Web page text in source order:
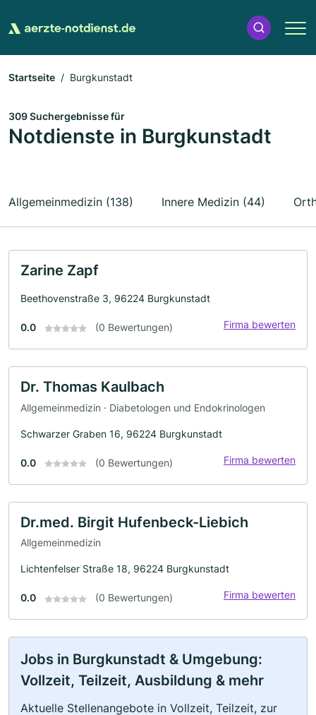
Startseite Burgkunstadt
309 Suchergebnisse für
Notdienste in Burgkunstadt
Allgemeinmedizin (138) Innere Medizin (44)
Zarine Zapf
Beethovenstraße 3, 96224 Burgkunstadt
0.0 (0 Bewertungen) Firma bewerten
Dr. Thomas Kaulbach
Allgemeinmedizin · Diabetologen und Endokrinologen
Schwarzer Graben 16, 96224 Burgkunstadt
0.0 (0 Bewertungen) Firma bewerten
Dr.med. Birgit Hufenbeck-Liebich
Allgemeinmedizin
Lichtenfelser Straße 18, 96224 Burgkunstadt
0.0 (0 Bewertungen) Firma bewerten
Jobs in Burgkunstadt & Umgebung:
Vollzeit, Teilzeit, Ausbildung & mehr
Aktuelle Stellenangebote in Vollzeit, Teilzeit, zur